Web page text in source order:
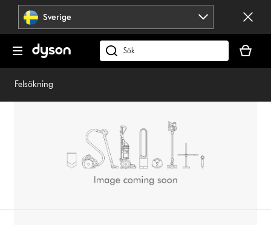
Hoppa
navigering
Sverige
Sök
på
är
tom
Felsökning